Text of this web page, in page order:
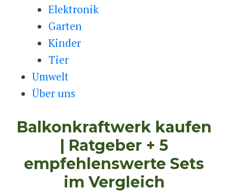
Elektronik
Garten
Kinder
Tier
Umwelt
Über uns
Balkonkraftwerk kaufen
| Ratgeber + 5
empfehlenswerte Sets
im Vergleich